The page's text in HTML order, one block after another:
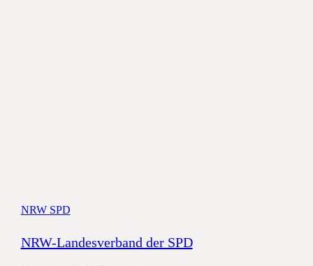
NRW SPD
NRW-Landesverband der SPD